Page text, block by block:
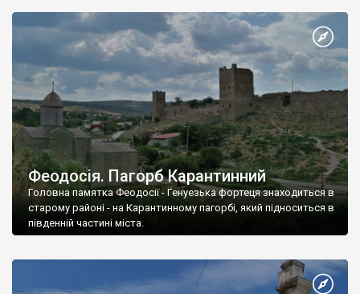
Феодосія. Пагорб Карантинний
Головна памятка Феодосії - Генуезька фортеця знаходиться в
старому районі - на Карантинному пагорбі, який підноситься в
південній частині міста.